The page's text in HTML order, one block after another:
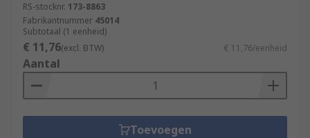
RS-stocknr. 173-8863
Fabrikantnummer 45014
Subtotaal (1 eenheid)
€ 11,76(excl. BTW) € 11,76/eenheid
Aantal
Toevoegen